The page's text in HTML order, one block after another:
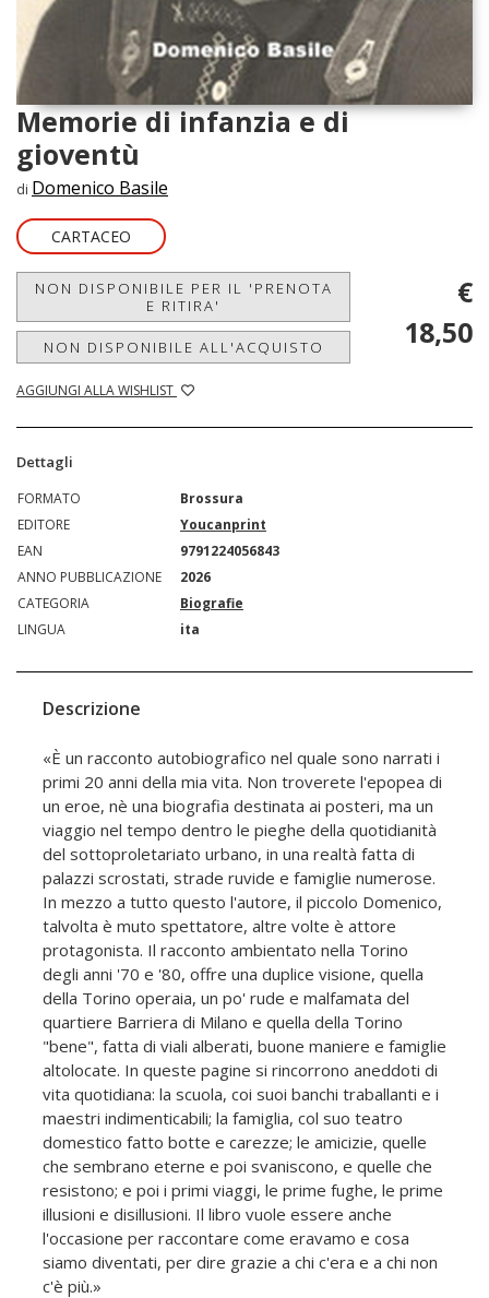
Memorie di infanzia e di
gioventù
di Domenico Basile
CARTACEO
NON DISPONIBILE PER IL 'PRENOTA
E RITIRA'
NON DISPONIBILE ALL'ACQUISTO
AGGIUNGI ALLA WISHLIST
€
18,50
Dettagli
FORMATO
Brossura
EDITORE
Youcanprint
EAN
9791224056843
ANNO PUBBLICAZIONE
2026
CATEGORIA
Biografie
LINGUA
ita
Descrizione
«È un racconto autobiografico nel quale sono narrati i
primi 20 anni della mia vita. Non troverete l'epopea di
un eroe, nè una biografia destinata ai posteri, ma un
viaggio nel tempo dentro le pieghe della quotidianità
del sottoproletariato urbano, in una realtà fatta di
palazzi scrostati, strade ruvide e famiglie numerose.
In mezzo a tutto questo l'autore, il piccolo Domenico,
talvolta è muto spettatore, altre volte è attore
protagonista. Il racconto ambientato nella Torino
degli anni '70 e '80, offre una duplice visione, quella
della Torino operaia, un po' rude e malfamata del
quartiere Barriera di Milano e quella della Torino
"bene", fatta di viali alberati, buone maniere e famiglie
altolocate. In queste pagine si rincorrono aneddoti di
vita quotidiana: la scuola, coi suoi banchi traballanti e i
maestri indimenticabili; la famiglia, col suo teatro
domestico fatto botte e carezze; le amicizie, quelle
che sembrano eterne e poi svaniscono, e quelle che
resistono; e poi i primi viaggi, le prime fughe, le prime
illusioni e disillusioni. Il libro vuole essere anche
l'occasione per raccontare come eravamo e cosa
siamo diventati, per dire grazie a chi c'era e a chi non
c'è più.»